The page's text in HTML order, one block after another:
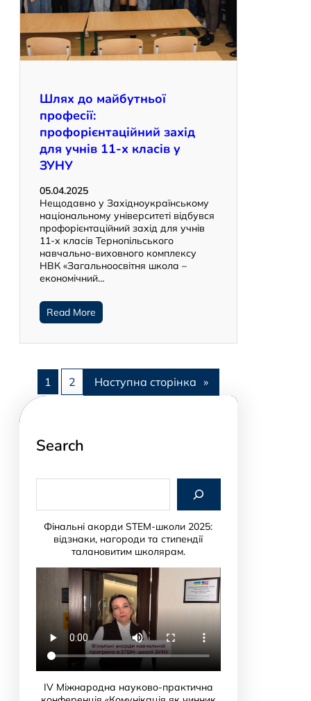
Шлях до майбутньої
професії:
профорієнтаційний захід
для учнів 11-х класів у
ЗУНУ
05.04.2025
Нещодавно у Західноукраїнському
національному університеті відбувся
профорієнтаційний захід для учнів
11-х класів Тернопільського
навчально-виховного комплексу
НВК «Загальноосвітня школа –
економічний…
Read More
1 2 Наступна сторінка »
Search
a
Фінальні акорди STEM-школи 2025:
відзнаки, нагороди та стипендії
талановитим школярам.
IV Міжнародна науково-практична